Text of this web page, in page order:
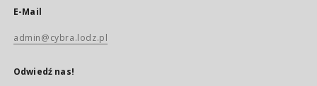
E-Mail
admin@cybra.lodz.pl
Odwiedź nas!